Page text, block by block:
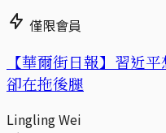
僅限會員
【華爾街日報】習近
卻在拖後腿
Lingling Wei